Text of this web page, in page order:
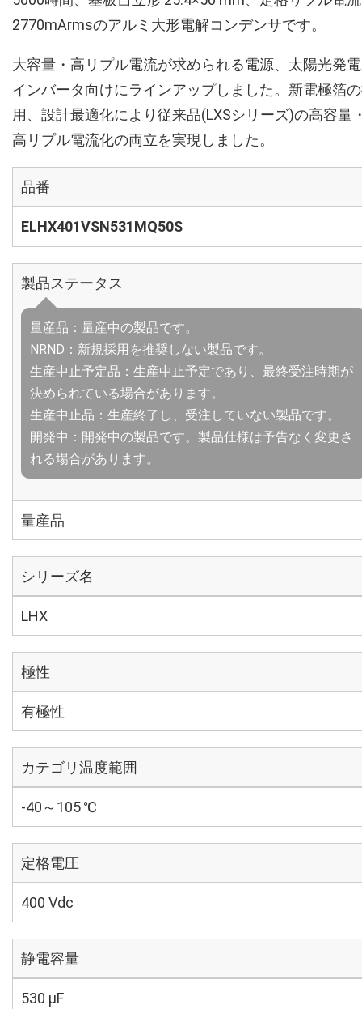
2770mArmsのアルミ大形電解コンデンサです。
大容量・高リプル電流が求められる電源、太陽光発
インバータ向けにラインアップしました。新電極箔
用、設計最適化により従来品(LXSシリーズ)の高容量
高リプル電流化の両立を実現しました。
品番
ELHX401VSN531MQ50S
製品ステータス
量産品：量産中の製品です。
NRND：新規採用を推奨しない製品です。
生産中止予定品：生産中止予定であり、最終受注時期が
決められている場合があります。
生産中止品：生産終了し、受注していない製品です。
開発中：開発中の製品です。製品仕様は予告なく変更さ
れる場合があります。
量産品
シリーズ名
LHX
極性
有極性
カテゴリ温度範囲
-40～105 ℃
定格電圧
400 Vdc
静電容量
530 µF